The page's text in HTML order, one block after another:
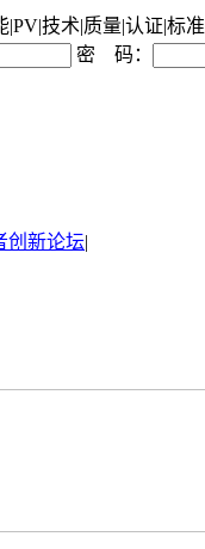
|PV|技术|质量|认证|标准
密 码：
创新论坛|